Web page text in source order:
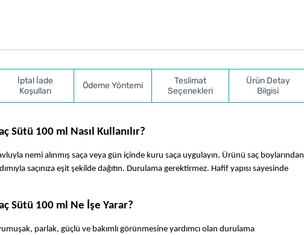
İptal İade
Koşulları
Ödeme Yöntemi
Teslimat
Seçenekleri
Ürün Detay
Bilgisi
Sütü 100 ml Nasıl Kullanılır?
nemi alınmış saça veya gün içinde kuru saça uygulayın. Ürünü saç boylarından
saçınıza eşit şekilde dağıtın. Durulama gerektirmez. Hafif yapısı sayesinde
Sütü 100 ml Ne İşe Yarar?
parlak, güçlü ve bakımlı görünmesine yardımcı olan durulama